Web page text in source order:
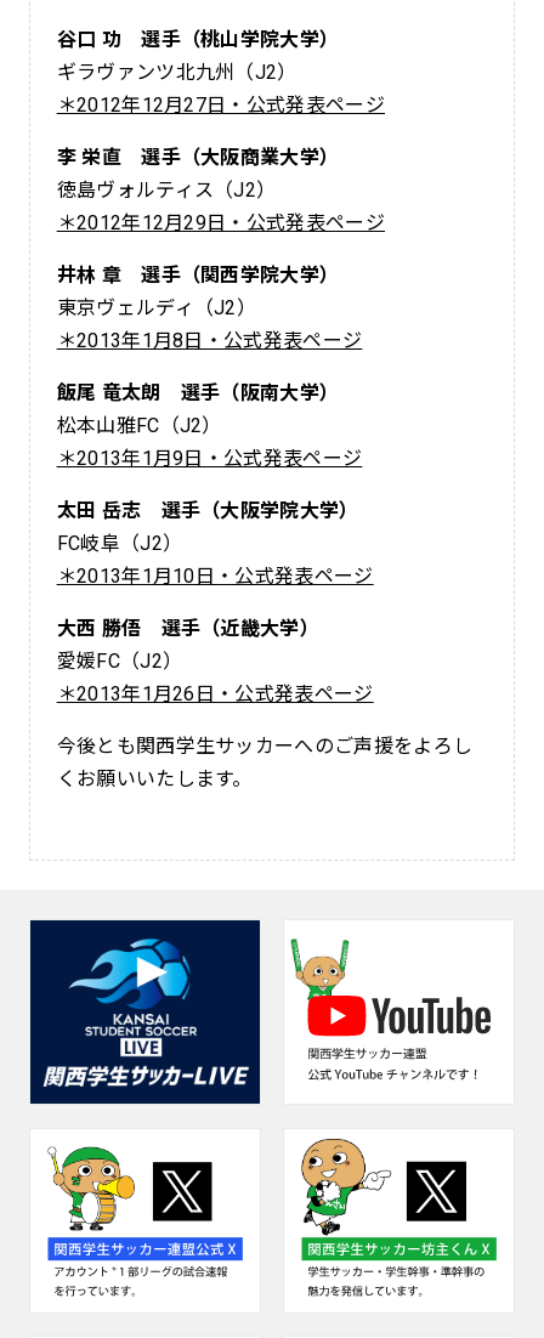
谷口 功 選手（桃山学院大学）
ギラヴァンツ北九州（J2）
＊2012年12月27日・公式発表ページ
李 栄直 選手（大阪商業大学）
徳島ヴォルティス（J2）
＊2012年12月29日・公式発表ページ
井林 章 選手（関西学院大学）
東京ヴェルディ（J2）
＊2013年1月8日・公式発表ページ
飯尾 竜太朗 選手（阪南大学）
松本山雅FC（J2）
＊2013年1月9日・公式発表ページ
太田 岳志 選手（大阪学院大学）
FC岐阜（J2）
＊2013年1月10日・公式発表ページ
大西 勝俉 選手（近畿大学）
愛媛FC（J2）
＊2013年1月26日・公式発表ページ
今後とも関西学生サッカーへのご声援をよろし
くお願いいたします。